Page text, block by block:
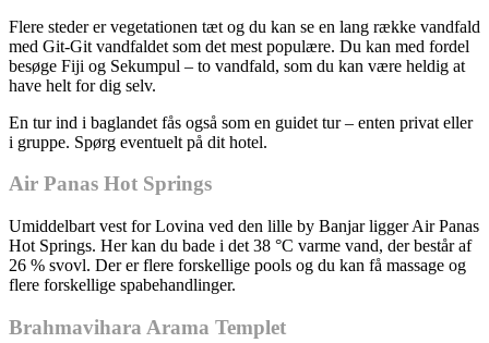
Flere steder er vegetationen tæt og du kan se en lang række vandfald
med Git-Git vandfaldet som det mest populære. Du kan med fordel
besøge Fiji og Sekumpul – to vandfald, som du kan være heldig at
have helt for dig selv.
En tur ind i baglandet fås også som en guidet tur – enten privat eller
i gruppe. Spørg eventuelt på dit hotel.
Air Panas Hot Springs
Umiddelbart vest for Lovina ved den lille by Banjar ligger Air Panas
Hot Springs. Her kan du bade i det 38 °C varme vand, der består af
26 % svovl. Der er flere forskellige pools og du kan få massage og
flere forskellige spabehandlinger.
Brahmavihara Arama Templet